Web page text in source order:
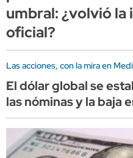
umbral: ¿volvió
oficial?
Las acciones, con la mira en
El dólar global se
las nóminas y la baja